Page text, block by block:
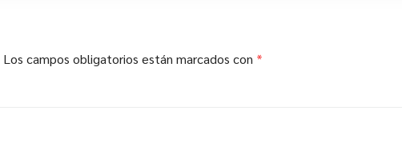
Los campos obligatorios están marcados con *